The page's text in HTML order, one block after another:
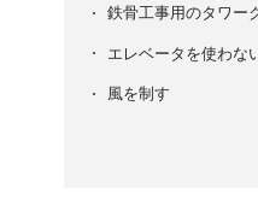
鉄骨工事用のタワー
エレベータを使わな
風を制す